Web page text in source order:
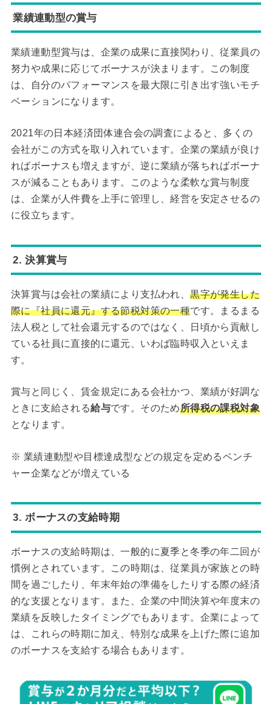
業績連動型の賞与
業績連動型賞与は、企業の成果に直接関わり、従業員の
努力や成果に応じてボーナスが決まります。この制度
は、自分のパフォーマンスを最大限に引き出す強いモチ
ベーションになります。
2021年の日本経済団体連合会の調査によると、多くの
会社がこの方式を取り入れています。企業の業績が良け
ればボーナスも増えますが、逆に業績が落ちればボーナ
スが減ることもあります。このような柔軟な賞与制度
は、企業が人件費を上手に管理し、経営を安定させるの
に役立ちます。
2. 決算賞与
決算賞与は会社の業績により支払われ、黒字が発生した
際に『社員に還元』する節税対策の一種です。まるまる
法人税として社会還元するのではなく、日頃から貢献し
ている社員に直接的に還元、いわば臨時収入といえま
す。
賞与と同じく、賃金規定にある会社かつ、業績が好調な
ときに支給される給与です。そのため所得税の課税対象
となります。
※ 業績連動型や目標達成型などの規定を定めるベンチ
ャー企業などが増えている
3. ボーナスの支給時期
ボーナスの支給時期は、一般的に夏季と冬季の年二回が
慣例とされています。この時期は、従業員が家族との時
間を過ごしたり、年末年始の準備をしたりする際の経済
的な支援となります。また、企業の中間決算や年度末の
業績を反映したタイミングでもあります。企業によって
は、これらの時期に加え、特別な成果を上げた際に追加
のボーナスを支給する場合もあります。